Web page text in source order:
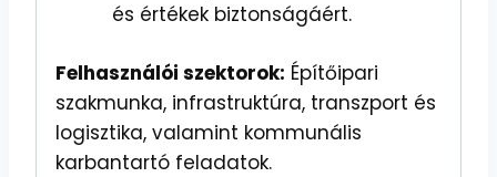
és értékek biztonságáért.
Felhasználói szektorok: Építőipari
szakmunka, infrastruktúra, transzport és
logisztika, valamint kommunális
karbantartó feladatok.